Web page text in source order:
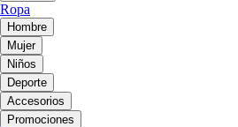
Ropa
Hombre
Mujer
Niños
Deporte
Accesorios
Promociones